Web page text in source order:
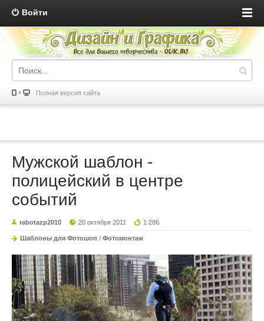
Войти
Полная версия сайта
Мужской шаблон -
полицейский в центре
событий
rabotazp2010 20 октября 2011 1 286
Шаблоны для Фотошоп / Фотомонтаж